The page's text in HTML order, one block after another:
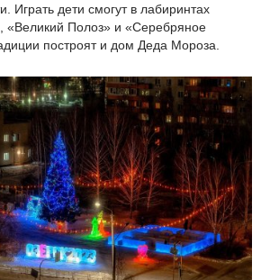
Играть дети смогут в лабиринтах
«Великий Полоз» и «Серебряное
построят и дом Деда Мороза.